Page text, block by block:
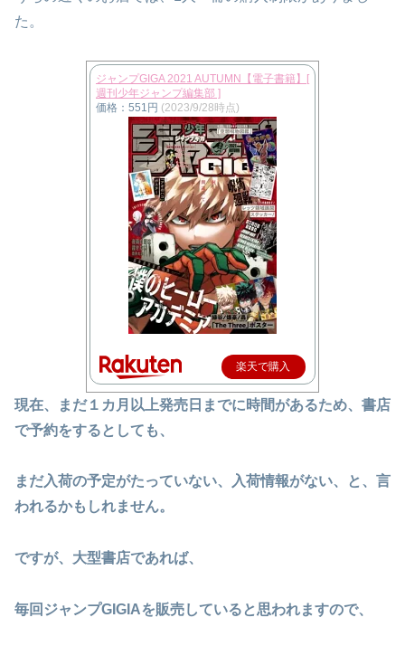
た。
ジャンプGIGA 2021 AUTUMN【電子書籍】[
週刊少年ジャンプ編集部 ]
価格：551円 (2023/9/28時点)
楽天で購入
現在、まだ１カ月以上発売日までに時間があるため、書店
で予約をするとしても、
まだ入荷の予定がたっていない、入荷情報がない、と、言
われるかもしれません。
ですが、大型書店であれば、
毎回ジャンプGIGIAを販売していると思われますので、